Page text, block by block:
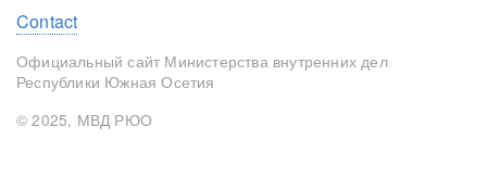
Footer
menu
Contact
Официальный сайт Министерства внутренних дел
Республики Южная Осетия
© 2025, МВД РЮО